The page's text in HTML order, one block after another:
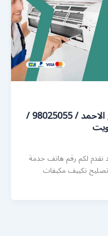
تركيب تكييف مدينة صباح الاحمد / 98025055 /
نقدم لكم رقم هاتف خدمة
تكييف مكيفات